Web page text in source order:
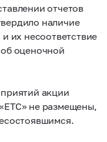
отчетов
наличие
их несоответствие
оценочной
акции
не размещены,